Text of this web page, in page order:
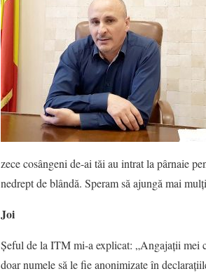
zece cosângeni de-ai tăi au intrat la pârnaie
nedrept de blândă. Speram să ajungă mai
Joi
Șeful de la ITM mi-a explicat: „Angajații mei
doar numele să le fie anonimizate în